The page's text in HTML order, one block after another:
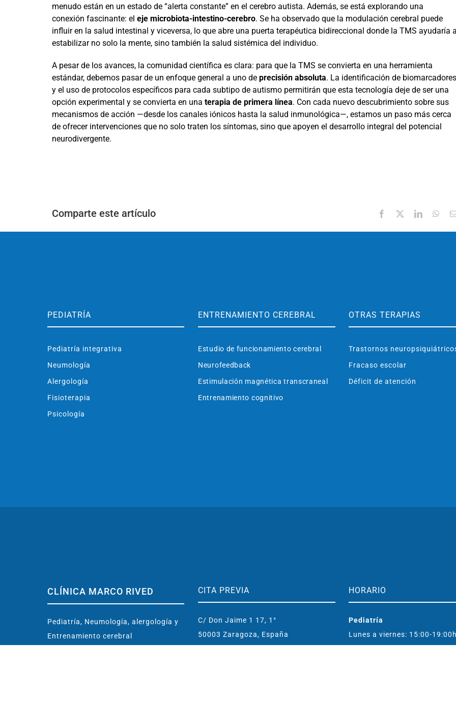
menudo están en un estado de “alerta constante” en el cerebro autista. Además, se está explorando una
conexión fascinante: el eje microbiota-intestino-cerebro. Se ha observado que la modulación cerebral puede
influir en la salud intestinal y viceversa, lo que abre una puerta terapéutica bidireccional donde la TMS ayudaría a
estabilizar no solo la mente, sino también la salud sistémica del individuo.
A pesar de los avances, la comunidad científica es clara: para que la TMS se convierta en una herramienta
estándar, debemos pasar de un enfoque general a uno de precisión absoluta. La identificación de biomarcadores
y el uso de protocolos específicos para cada subtipo de autismo permitirán que esta tecnología deje de ser una
opción experimental y se convierta en una terapia de primera línea. Con cada nuevo descubrimiento sobre sus
mecanismos de acción —desde los canales iónicos hasta la salud inmunológica—, estamos un paso más cerca
de ofrecer intervenciones que no solo traten los síntomas, sino que apoyen el desarrollo integral del potencial
neurodivergente.
Comparte este artículo Facebook
X LinkedIn
PEDIATRÍA
Pediatría integrativa
Neumología
Alergología
Fisioterapia
Psicología
ENTRENAMIENTO CEREBRAL
Estudio de funcionamiento cerebral
Neurofeedback
Estimulación magnética transcraneal
Entrenamiento cognitivo
OTRAS TERAPIAS
Trastornos
Fracaso escolar
Déficit de atención
CLÍNICA MARCO RIVED
Pediatría, Neumología, alergología y
Entrenamiento cerebral
CITA PREVIA
C/ Don Jaime 1 17, 1°
50003 Zaragoza, España
HORARIO
Pediatría
Lunes a viernes: 15:00-